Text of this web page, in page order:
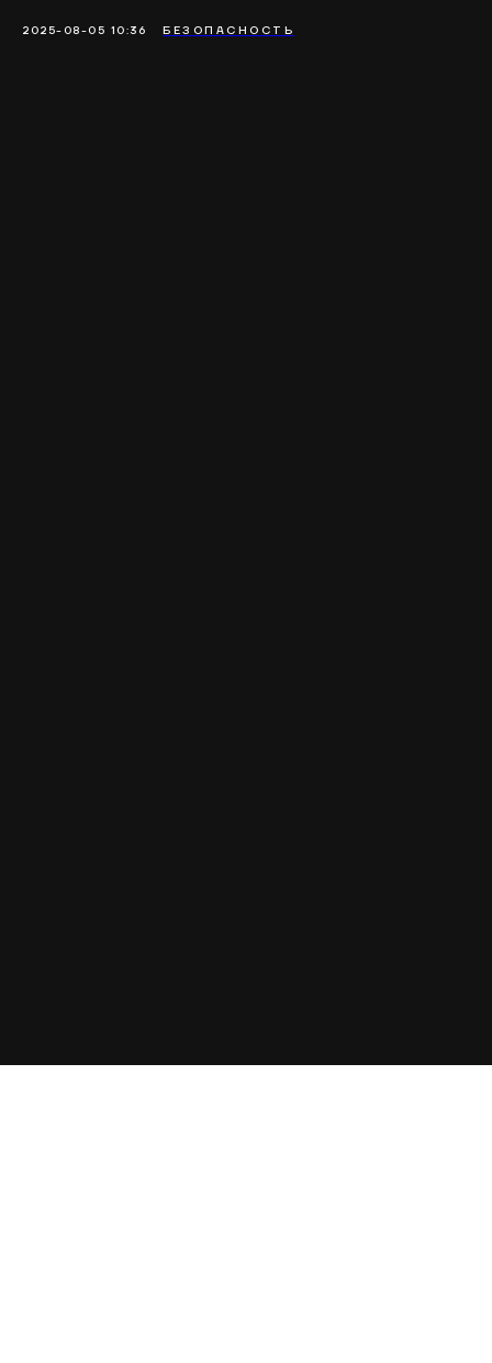
2025-08-05 10:36 БЕЗОПАСНОСТЬ